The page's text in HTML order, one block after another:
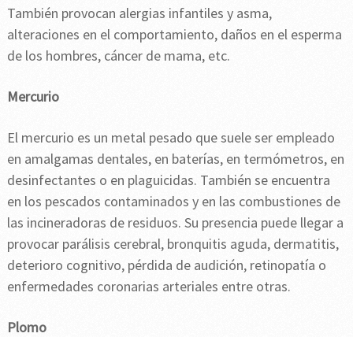
También provocan alergias infantiles y asma,
alteraciones en el comportamiento, daños en el esperma
de los hombres, cáncer de mama, etc.
Mercurio
El mercurio es un metal pesado que suele ser empleado
en amalgamas dentales, en baterías, en termómetros, en
desinfectantes o en plaguicidas. También se encuentra
en los pescados contaminados y en las combustiones de
las incineradoras de residuos. Su presencia puede llegar a
provocar parálisis cerebral, bronquitis aguda, dermatitis,
deterioro cognitivo, pérdida de audición, retinopatía o
enfermedades coronarias arteriales entre otras.
Plomo